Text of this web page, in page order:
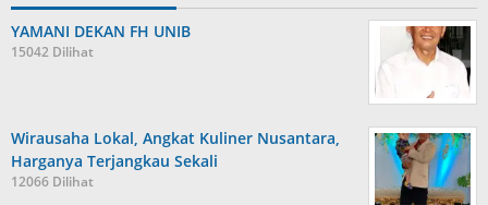
YAMANI DEKAN FH UNIB
15042 Dilihat
Wirausaha Lokal, Angkat Kuliner Nusantara,
Harganya Terjangkau Sekali
12066 Dilihat